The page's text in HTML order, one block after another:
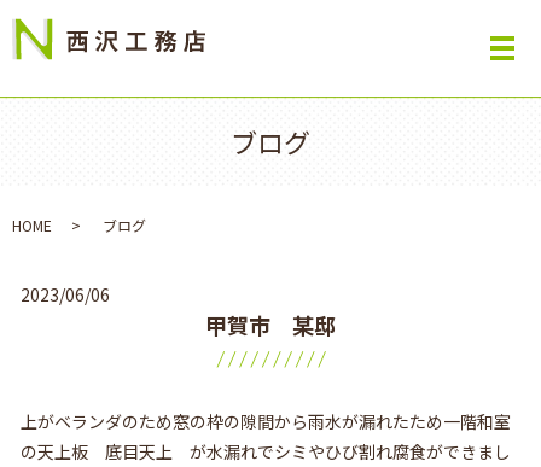
ブログ
HOME ブログ
2023/06/06
甲賀市 某邸
上がベランダのため窓の枠の隙間から雨水が漏れたため一階和室
の天上板 底目天上 が水漏れでシミやひび割れ腐食ができまし